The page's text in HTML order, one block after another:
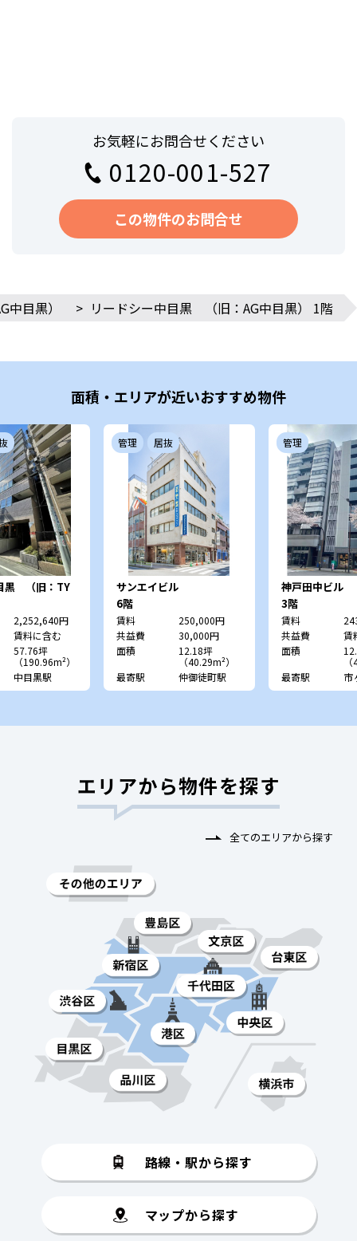
お気軽にお問合せください
0120-001-527
この物件のお問合せ
目黒） > リードシー中目黒 （旧：AG中目黒） 1階
面積・エリアが近いおすすめ物件
黒 （旧：TY
2,252,640円
賃料に含む
57.76坪
（190.96m²）
中目黒駅
管理 居抜
サンエイビル
6階
賃料
250,000円
共益費
30,000円
面積
12.18坪
（40.29m²）
最寄駅
仲御徒町駅
管理
神戸田中ビル
3階
賃料
共益費
賃
面積
最寄駅
市
エリアから物件を探す
全てのエリアから探す
路線・駅から探す
マップから探す